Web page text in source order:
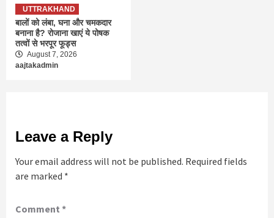
UTTRAKHAND
बालों को लंबा, घना और चमकदार
बनाना है? रोजाना खाएं ये पोषक
तत्वों से भरपूर फूड्स
August 7, 2026
aajtakadmin
Leave a Reply
Your email address will not be published. Required fields
are marked *
Comment *